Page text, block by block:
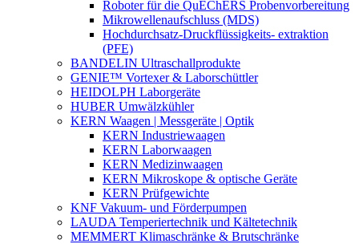
Roboter für die QuEChERS Probenvorbereitung
Mikrowellenaufschluss (MDS)
Hochdurchsatz-Druckflüssigkeits- extraktion
(PFE)
BANDELIN Ultraschallprodukte
GENIE™ Vortexer & Laborschüttler
HEIDOLPH Laborgeräte
HUBER Umwälzkühler
KERN Waagen | Messgeräte | Optik
KERN Industriewaagen
KERN Laborwaagen
KERN Medizinwaagen
KERN Mikroskope & optische Geräte
KERN Prüfgewichte
KNF Vakuum- und Förderpumpen
LAUDA Temperiertechnik und Kältetechnik
MEMMERT Klimaschränke & Brutschränke